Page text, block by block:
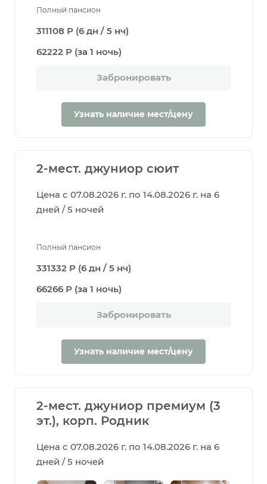
Полный пансион
311108 Р (6 дн / 5 нч)
62222 Р (за 1 ночь)
Забронировать
Узнать наличие мест/цену
2-мест. джуниор сюит
Цена с 07.08.2026 г. по 14.08.2026 г. на 6
дней / 5 ночей
Полный пансион
331332 Р (6 дн / 5 нч)
66266 Р (за 1 ночь)
Забронировать
Узнать наличие мест/цену
2-мест. джуниор премиум (3
эт.), корп. Родник
Цена с 07.08.2026 г. по 14.08.2026 г. на 6
дней / 5 ночей